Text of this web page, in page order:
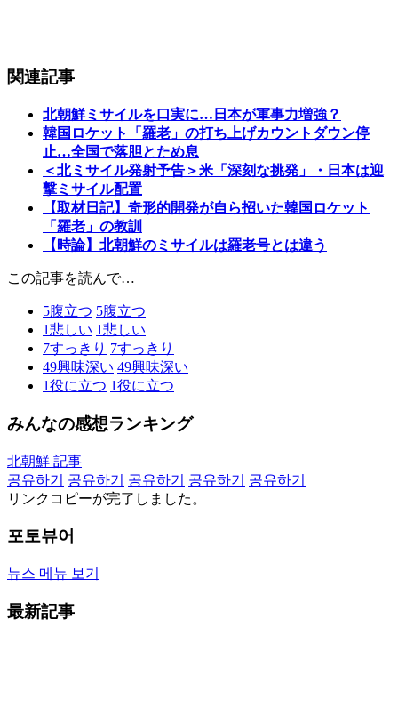
関連記事
北朝鮮ミサイルを口実に…日本が軍事力増強？
韓国ロケット「羅老」の打ち上げカウントダウン停
止…全国で落胆とため息
＜北ミサイル発射予告＞米「深刻な挑発」・日本は迎
撃ミサイル配置
【取材日記】奇形的開発が自ら招いた韓国ロケット
「羅老」の教訓
【時論】北朝鮮のミサイルは羅老号とは違う
この記事を読んで…
5腹立つ 5腹立つ
1悲しい 1悲しい
7すっきり 7すっきり
49興味深い 49興味深い
1役に立つ 1役に立つ
みんなの感想ランキング
北朝鮮 記事
공유하기
공유하기 공유하기 공유하기
공유하기
リンクコピーが完了しました。
포토뷰어
뉴스 메뉴 보기
最新記事